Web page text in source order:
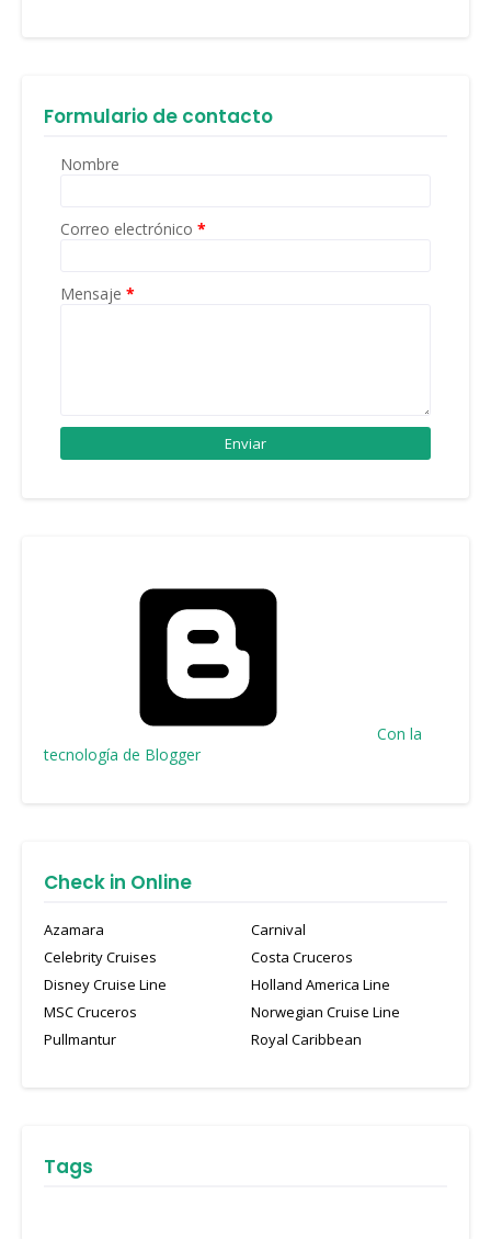
Formulario de contacto
Nombre
Correo electrónico *
Mensaje *
Con la
tecnología de Blogger
Check in Online
Azamara
Carnival
Celebrity Cruises
Costa Cruceros
Disney Cruise Line
Holland America Line
MSC Cruceros
Norwegian Cruise Line
Pullmantur
Royal Caribbean
Tags